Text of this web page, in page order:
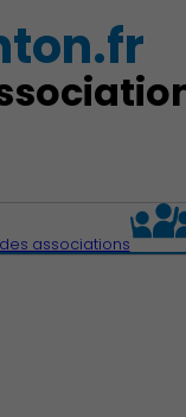
associations